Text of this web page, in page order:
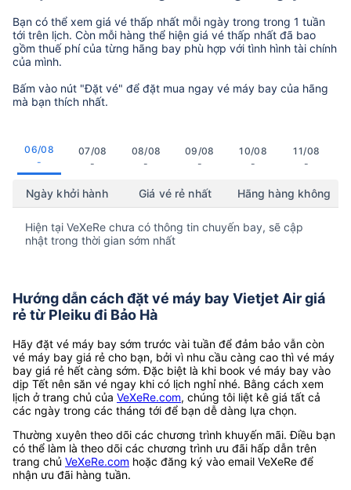
Bạn có thể xem giá vé thấp nhất mỗi ngày trong trong 1 tuần
tới trên lịch. Còn mỗi hàng thể hiện giá vé thấp nhất đã bao
gồm thuế phí của từng hãng bay phù hợp với tình hình tài chính
của mình.
Bấm vào nút "Đặt vé" để đặt mua ngay vé máy bay của hãng
mà bạn thích nhất.
06/08
-
07/08
-
08/08
-
09/08
-
10/08
-
11/08
-
Ngày khởi hành Giá vé rẻ nhất Hãng hàng không
Hiện tại VeXeRe chưa có thông tin chuyến bay, sẽ cập
nhật trong thời gian sớm nhất
Hướng dẫn cách đặt vé máy bay Vietjet Air giá
rẻ từ Pleiku đi Bảo Hà
Hãy đặt vé máy bay sớm trước vài tuần để đảm bảo vẫn còn
vé máy bay giá rẻ cho bạn, bởi vì nhu cầu càng cao thì vé máy
bay giá rẻ hết càng sớm. Đặc biệt là khi book vé máy bay vào
dịp Tết nên săn vé ngay khi có lịch nghỉ nhé. Bằng cách xem
lịch ở trang chủ của VeXeRe.com, chúng tôi liệt kê giá tất cả
các ngày trong các tháng tới để bạn dễ dàng lựa chọn.
Thường xuyên theo dõi các chương trình khuyến mãi. Điều bạn
có thể làm là theo dõi các chương trình ưu đãi hấp dẫn trên
trang chủ VeXeRe.com hoặc đăng ký vào email VeXeRe để
nhận ưu đãi hàng tuần.